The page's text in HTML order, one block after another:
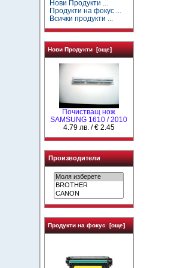
Нови Продукти ...
Продукти на фокус ...
Всички продукти ...
Нови Продукти [още]
Почистващ нож
SAMSUNG 1610 / 2010
4.79 лв. / € 2.45
Производители
Продукти на фокус [още]